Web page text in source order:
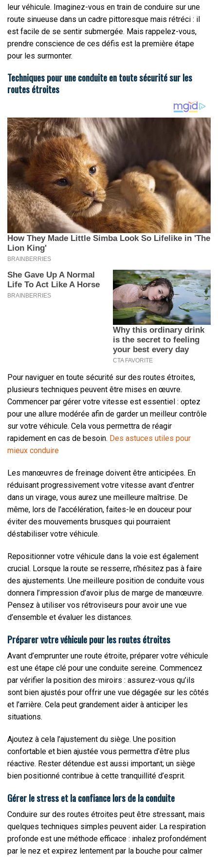
leur véhicule. Imaginez-vous en train de conduire sur une
route sinueuse dans un cadre pittoresque mais rétréci : il
est facile de se sentir submergée. Mais rappelez-vous,
prendre conscience de ces défis est la première étape
pour les surmonter.
Techniques pour une conduite en toute sécurité sur les
routes étroites
Pour naviguer en toute sécurité sur des routes étroites,
plusieurs techniques peuvent être mises en œuvre.
Commencer par gérer votre vitesse est essentiel : optez
pour une allure modérée afin de garder un meilleur contrôle
sur votre véhicule. Cela vous permettra de réagir
rapidement en cas de besoin. Des astuces utiles pour
mieux conduire
Les manœuvres de freinage doivent être anticipées. En
réduisant progressivement votre vitesse avant d’entrer
dans un virage, vous aurez une meilleure maîtrise. De
même, lors de l’accélération, faites-le en douceur pour
éviter des mouvements brusques qui pourraient
déstabiliser votre véhicule.
Repositionner votre véhicule dans la voie est également
crucial. Lorsque la route se resserre, n’hésitez pas à faire
des ajustements. Une meilleure position de conduite vous
donnera l’impression d’avoir plus de marge de manœuvre.
Pensez à utiliser vos rétroviseurs pour avoir une vue
d’ensemble et évaluer les distances.
Préparer votre véhicule pour les routes étroites
Avant d’emprunter une route étroite, préparer votre véhicule
est une étape clé pour une conduite sereine. Commencez
par vérifier la position des miroirs : assurez-vous qu’ils
sont bien ajustés pour offrir une vue dégagée sur les côtés
et l’arrière. Cela peut grandement aider à anticiper les
situations.
Ajoutez à cela l’ajustement du siège. Une position
confortable et bien ajustée vous permettra d’être plus
réactive. Rester détendue est aussi important; un siège
bien positionné contribue à cette tranquillité d’esprit.
Gérer le stress et la confiance lors de la conduite
Conduire sur des routes étroites peut être stressant, mais
quelques techniques simples peuvent aider. La respiration
profonde est une méthode efficace : inhalez profondément
par le nez et expirez lentement par la bouche pour calmer